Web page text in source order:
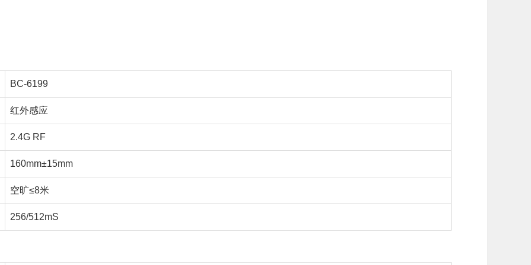
BC-6199
红外感应
2.4G RF
160mm±15mm
空旷≤8米
256/512mS